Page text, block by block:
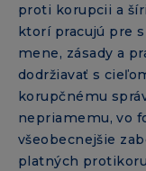
proti korupcii a
ktorí pracujú pre
mene, zásady a
dodržiavať s
korupčnému
nepriamemu, vo
všeobecnejšie
platných